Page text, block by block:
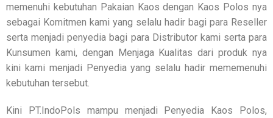
memenuhi kebutuhan Pakaian Kaos dengan Kaos Polos nya
sebagai Komitmen kami yang selalu hadir bagi para Reseller
serta menjadi penyedia bagi para Distributor kami serta para
Kunsumen kami, dengan Menjaga Kualitas dari produk nya
kini kami menjadi Penyedia yang selalu hadir mememenuhi
kebutuhan tersebut.
Kini PT.IndoPols mampu menjadi Penyedia Kaos Polos,